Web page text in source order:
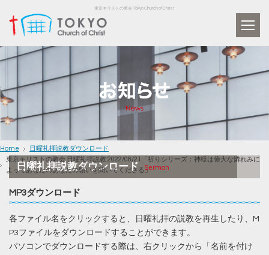
東京キリストの教会 | Tokyo Church of Christ
Home
日曜礼拝説教ダウンロード
東京キリストの教会 日曜礼拝説教 2022/08/21「祈りシリーズ：神様は偉大な憐れみに
よってあなたのあなたの願いを聞いてくださる」
日曜礼拝説教ダウンロード Sermon
MP3ダウンロード
各ファイル名をクリックすると、日曜礼拝の説教を再生したり、M
P3ファイルをダウンロードすることができます。
パソコンでダウンロードする際は、右クリックから「名前を付け